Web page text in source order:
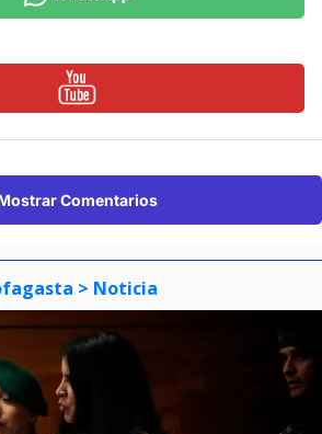
Comentarios
> Noticia